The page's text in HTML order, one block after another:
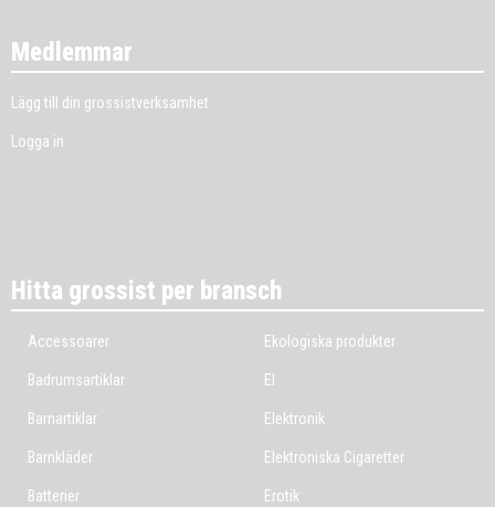
Medlemmar
Lägg till din grossistverksamhet
Logga in
Hitta grossist per bransch
Accessoarer
Badrumsartiklar
Barnartiklar
Barnkläder
Batterier
Ekologiska produkter
El
Elektronik
Elektroniska Cigaretter
Erotik